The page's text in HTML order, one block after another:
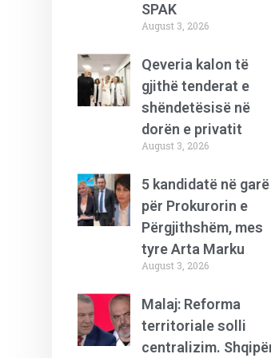
SPAK
August 3, 2026
Qeveria kalon të
gjithë tenderat e
shëndetësisë në
dorën e privatit
August 3, 2026
5 kandidatë në garë
për Prokurorin e
Përgjithshëm, mes
tyre Arta Marku
August 3, 2026
Malaj: Reforma
territoriale solli
centralizim.